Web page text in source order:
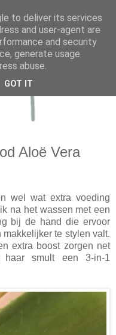
Aloë Vera
wel wat extra voeding
na het wassen met een
bij de hand die ervoor
te stylen valt.
extra boost zorgen net
smult een 3-in-1
to deliver its services
and user-agent are
and security
generate usage
abuse.
GOT IT